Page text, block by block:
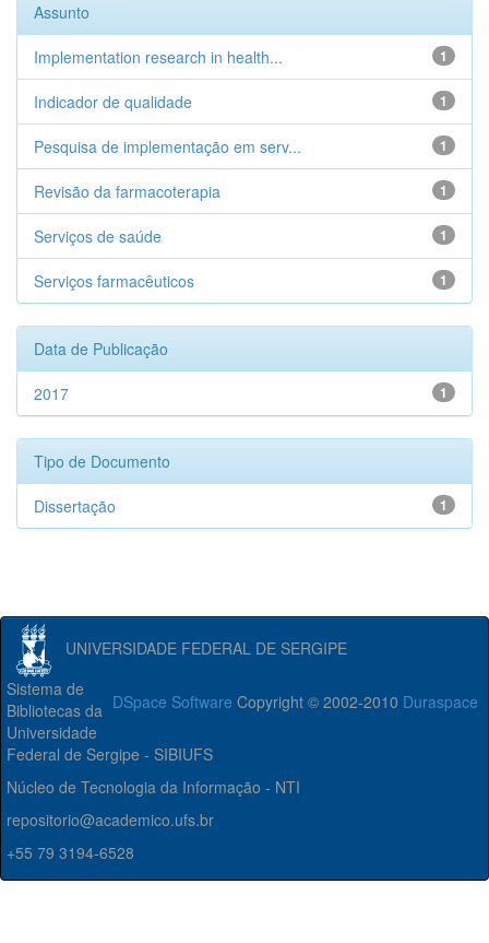
Assunto
1
Implementation research in health...
1
Indicador de qualidade
1
Pesquisa de implementação em serv...
1
Revisão da farmacoterapia
1
Serviços de saúde
1
Serviços farmacêuticos
Data de Publicação
1
2017
Tipo de Documento
1
Dissertação
UNIVERSIDADE FEDERAL DE SERGIPE
DSpace Software Copyright © 2002-2010 Duraspace
Sistema de
Bibliotecas da
Universidade
Federal de Sergipe - SIBIUFS
Núcleo de Tecnologia da Informação - NTI
repositorio@academico.ufs.br
+55 79 3194-6528